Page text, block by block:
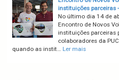
instituições parceiras
No último dia 14 de
Encontro de Novos
instituições parceiras
colaboradores da
quando as instit… Ler mais